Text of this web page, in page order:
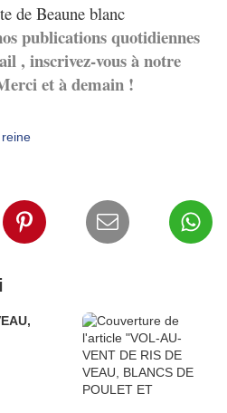
de Beaune blanc
publications quotidiennes
, inscrivez-vous à notre
et à demain !